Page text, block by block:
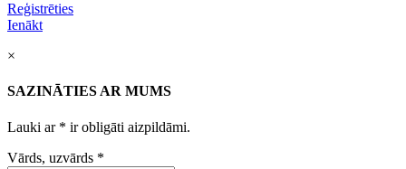
Reģistrēties
Ienākt
×
SAZINĀTIES AR MUMS
Lauki ar * ir obligāti aizpildāmi.
Vārds, uzvārds *